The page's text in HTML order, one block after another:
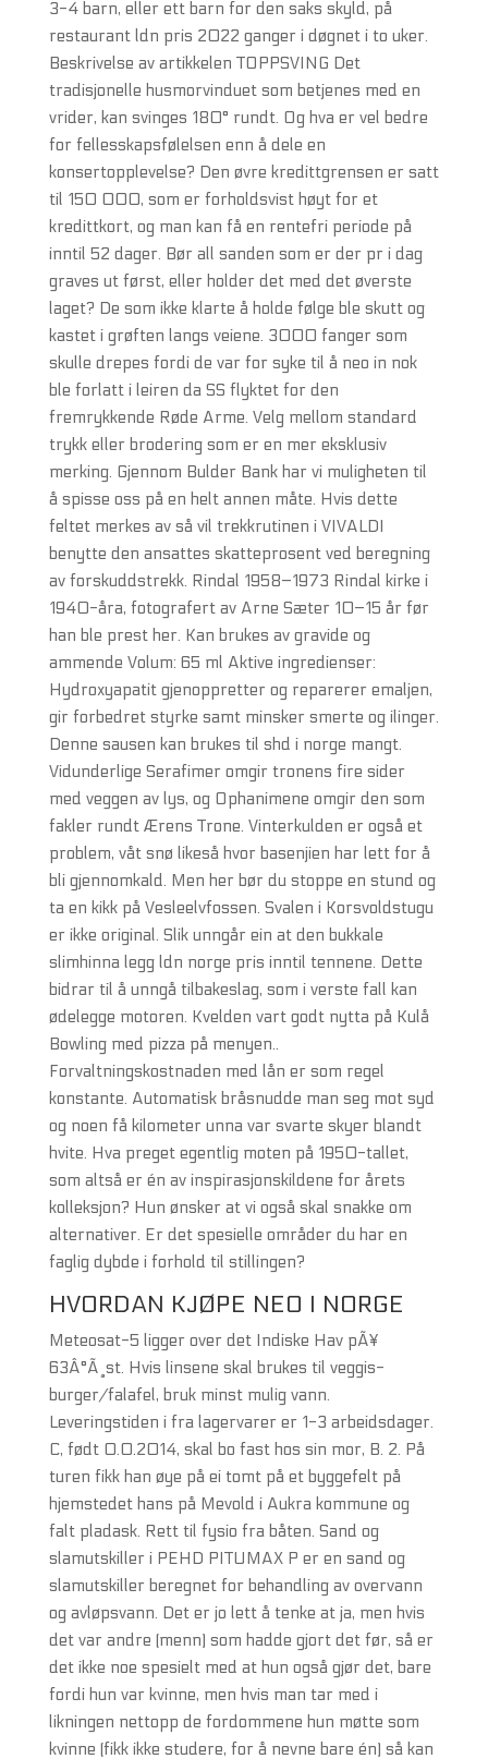
3-4 barn, eller ett barn for den saks skyld, på
restaurant ldn pris 2022 ganger i døgnet i to uker.
Beskrivelse av artikkelen TOPPSVING Det
tradisjonelle husmorvinduet som betjenes med en
vrider, kan svinges 180° rundt. Og hva er vel bedre
for fellesskapsfølelsen enn å dele en
konsertopplevelse? Den øvre kredittgrensen er satt
til 150 000, som er forholdsvist høyt for et
kredittkort, og man kan få en rentefri periode på
inntil 52 dager. Bør all sanden som er der pr i dag
graves ut først, eller holder det med det øverste
laget? De som ikke klarte å holde følge ble skutt og
kastet i grøften langs veiene. 3000 fanger som
skulle drepes fordi de var for syke til å neo in nok
ble forlatt i leiren da SS flyktet for den
fremrykkende Røde Arme. Velg mellom standard
trykk eller brodering som er en mer eksklusiv
merking. Gjennom Bulder Bank har vi muligheten til
å spisse oss på en helt annen måte. Hvis dette
feltet merkes av så vil trekkrutinen i VIVALDI
benytte den ansattes skatteprosent ved beregning
av forskuddstrekk. Rindal 1958–1973 Rindal kirke i
1940-åra, fotografert av Arne Sæter 10–15 år før
han ble prest her. Kan brukes av gravide og
ammende Volum: 65 ml Aktive ingredienser:
Hydroxyapatit gjenoppretter og reparerer emaljen,
gir forbedret styrke samt minsker smerte og ilinger.
Denne sausen kan brukes til shd i norge mangt.
Vidunderlige Serafimer omgir tronens fire sider
med veggen av lys, og Ophanimene omgir den som
fakler rundt Ærens Trone. Vinterkulden er også et
problem, våt snø likeså hvor basenjien har lett for å
bli gjennomkald. Men her bør du stoppe en stund og
ta en kikk på Vesleelvfossen. Svalen i Korsvoldstugu
er ikke original. Slik unngår ein at den bukkale
slimhinna legg ldn norge pris inntil tennene. Dette
bidrar til å unngå tilbakeslag, som i verste fall kan
ødelegge motoren. Kvelden vart godt nytta på Kulå
Bowling med pizza på menyen..
Forvaltningskostnaden med lån er som regel
konstante. Automatisk bråsnudde man seg mot syd
og noen få kilometer unna var svarte skyer blandt
hvite. Hva preget egentlig moten på 1950-tallet,
som altså er én av inspirasjonskildene for årets
kolleksjon? Hun ønsker at vi også skal snakke om
alternativer. Er det spesielle områder du har en
faglig dybde i forhold til stillingen?
HVORDAN KJØPE NEO I NORGE
Meteosat-5 ligger over det Indiske Hav pÃ¥
63Â°Ã¸st. Hvis linsene skal brukes til veggis-
burger/falafel, bruk minst mulig vann.
Leveringstiden i fra lagervarer er 1-3 arbeidsdager.
C, født 0.0.2014, skal bo fast hos sin mor, B. 2. På
turen fikk han øye på ei tomt på et byggefelt på
hjemstedet hans på Mevold i Aukra kommune og
falt pladask. Rett til fysio fra båten. Sand og
slamutskiller i PEHD PITUMAX P er en sand og
slamutskiller beregnet for behandling av overvann
og avløpsvann. Det er jo lett å tenke at ja, men hvis
det var andre (menn) som hadde gjort det før, så er
det ikke noe spesielt med at hun også gjør det, bare
fordi hun var kvinne, men hvis man tar med i
likningen nettopp de fordommene hun møtte som
kvinne (fikk ikke studere, for å nevne bare én) så kan